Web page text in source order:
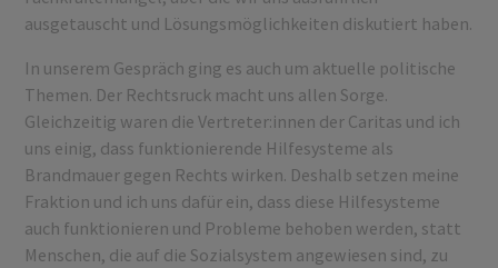
ausgetauscht und Lösungsmöglichkeiten diskutiert haben.
In unserem Gespräch ging es auch um aktuelle politische
Themen. Der Rechtsruck macht uns allen Sorge.
Gleichzeitig waren die Vertreter:innen der Caritas und ich
uns einig, dass funktionierende Hilfesysteme als
Brandmauer gegen Rechts wirken. Deshalb setzen meine
Fraktion und ich uns dafür ein, dass diese Hilfesysteme
auch funktionieren und Probleme behoben werden, statt
Menschen, die auf die Sozialsystem angewiesen sind, zu